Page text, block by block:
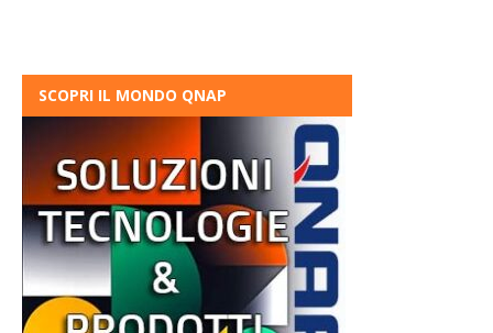
SCOPRI IL MONDO QNAP